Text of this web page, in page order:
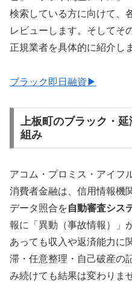
検索している方に向けて、
レビューします。そしてそ
正規業者を具体的に紹介し
ブラック即日融資▶
上板町のブラック・
組み
アコム・プロミス・アイフ
消費者金融は、信用情報機
データ照合を自動審査シス
報に「異動（事故情報）」
あっても収入や返済能力に
滞・任意整理・自己破産の
み続けても結果は変わりま